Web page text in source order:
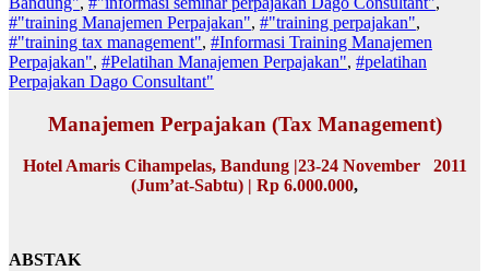
#"training Manajemen Perpajakan", #"training perpajakan",
#"training tax management", #Informasi Training Manajemen
Perpajakan", #Pelatihan Manajemen Perpajakan", #pelatihan
Perpajakan Dago Consultant"
Manajemen Perpajakan (Tax Management)
Hotel Amaris Cihampelas, Bandung |23-24 November 2011
(Jum’at-Sabtu) | Rp 6.000.000,
ABSTAK